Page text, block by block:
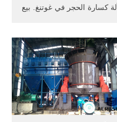
آلة كسارة الحجر في غوتنغ. بيع
(مايو) 2016 10 كسارة الحجر
آلة مم 10 كسارة كم سعر خط
آلة كسارة الحجر للبيع
في عرضها عن 150 سم
وسرعتها الخطية عن 6 م/ث
وهى تزيح الأتربة